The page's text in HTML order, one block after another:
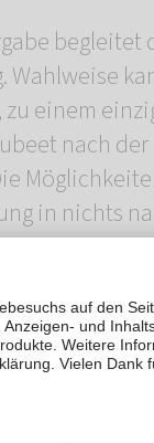
begleitet
einem
nach der
in nichts
kostet
zum
guten